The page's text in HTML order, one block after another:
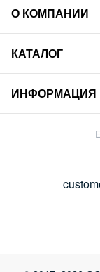
О КОМПАНИИ
Mustang
Философия
Устойчивое
Сотрудничество
КАТАЛОГ
Новая коллекция
Гид по
Гид по
ИНФОРМАЦИЯ
Условия
Политика